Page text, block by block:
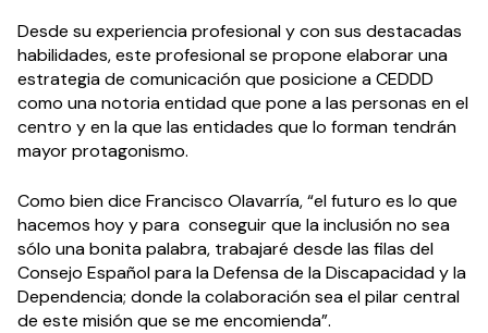
Desde su experiencia profesional y con sus destacadas
habilidades, este profesional se propone elaborar una
estrategia de comunicación que posicione a CEDDD
como una notoria entidad que pone a las personas en el
centro y en la que las entidades que lo forman tendrán
mayor protagonismo.
Como bien dice Francisco Olavarría, “el futuro es lo que
hacemos hoy y para conseguir que la inclusión no sea
sólo una bonita palabra, trabajaré desde las filas del
Consejo Español para la Defensa de la Discapacidad y la
Dependencia; donde la colaboración sea el pilar central
de este misión que se me encomienda”.